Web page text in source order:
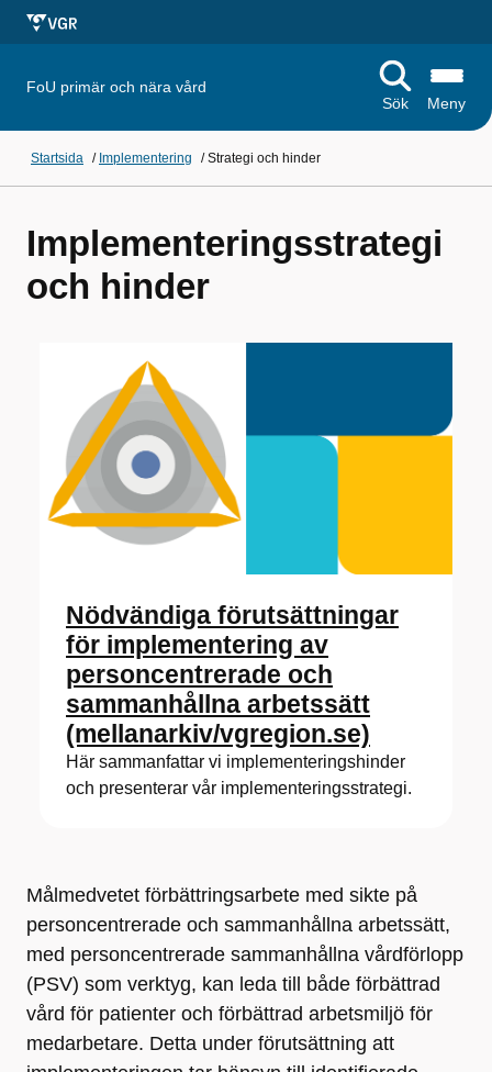
FoU primär och nära vård
Sök
Meny
Startsida / Implementering /Strategi och hinder
Implementeringsstrategi
och hinder
Nödvändiga förutsättningar
för implementering av
personcentrerade och
sammanhållna arbetssätt
(mellanarkiv/vgregion.se)
Här sammanfattar vi implementeringshinder
och presenterar vår implementeringsstrategi.
Målmedvetet förbättringsarbete med sikte på
personcentrerade och sammanhållna arbetssätt,
med personcentrerade sammanhållna vårdförlopp
(PSV) som verktyg, kan leda till både förbättrad
vård för patienter och förbättrad arbetsmiljö för
medarbetare. Detta under förutsättning att